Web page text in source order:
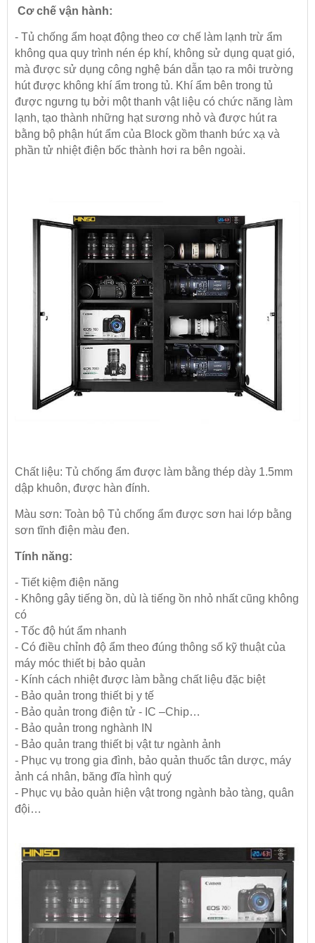
Cơ chế vận hành:
- Tủ chống ẩm hoạt động theo cơ chế làm lạnh trừ ẩm
không qua quy trình nén ép khí, không sử dụng quạt gió,
mà được sử dụng công nghệ bán dẫn tạo ra môi trường
hút được không khí ẩm trong tủ. Khí ẩm bên trong tủ
được ngưng tụ bởi một thanh vật liệu có chức năng làm
lạnh, tạo thành những hạt sương nhỏ và được hút ra
bằng bộ phận hút ẩm của Block gồm thanh bức xạ và
phần tử nhiệt điện bốc thành hơi ra bên ngoài.
Chất liệu: Tủ chống ẩm được làm bằng thép dày 1.5mm
dập khuôn, được hàn đính.
Màu sơn: Toàn bộ Tủ chống ẩm được sơn hai lớp bằng
sơn tĩnh điện màu đen.
Tính năng:
- Tiết kiệm điện năng
- Không gây tiếng ồn, dù là tiếng ồn nhỏ nhất cũng không
có
- Tốc độ hút ẩm nhanh
- Có điều chỉnh độ ẩm theo đúng thông số kỹ thuật của
máy móc thiết bị bảo quản
- Kính cách nhiệt được làm bằng chất liệu đặc biệt
- Bảo quản trong thiết bị y tế
- Bảo quản trong điện tử - IC –Chip…
- Bảo quản trong nghành IN
- Bảo quản trang thiết bị vật tư ngành ảnh
- Phục vụ trong gia đình, bảo quản thuốc tân dược, máy
ảnh cá nhân, băng đĩa hình quý
- Phục vụ bảo quản hiện vật trong ngành bảo tàng, quân
đội…